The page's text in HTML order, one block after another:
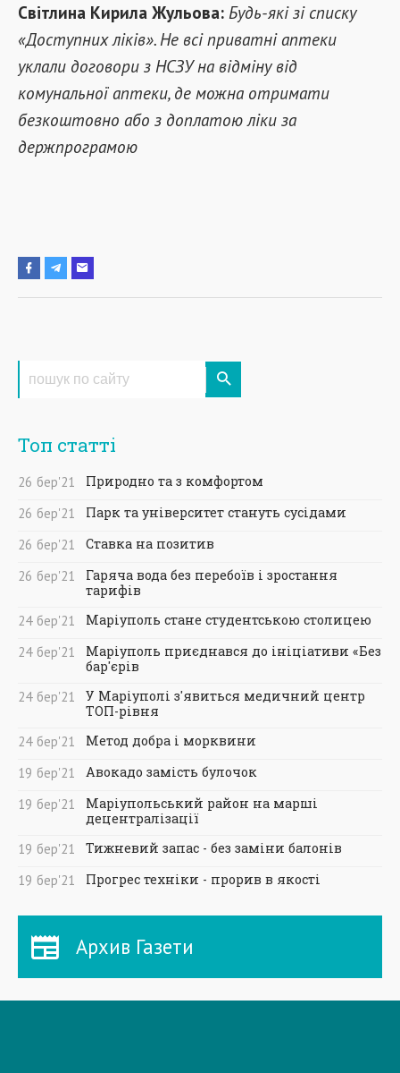
Світлина Кирила Жульова: Будь-які зі списку
«Доступних ліків». Не всі приватні аптеки
уклали договори з НСЗУ на відміну від
комунальної аптеки, де можна отримати
безкоштовно або з доплатою ліки за
держпрограмою
Топ статті
26 бер'21
Природно та з комфортом
26 бер'21
Парк та університет стануть сусідами
26 бер'21
Ставка на позитив
26 бер'21
Гаряча вода без перебоїв і зростання
тарифів
24 бер'21
Маріуполь стане студентською столицею
24 бер'21
Маріуполь приєднався до ініціативи «Без
бар'єрів
24 бер'21
У Маріуполі з'явиться медичний центр
ТОП-рівня
24 бер'21
Метод добра і морквини
19 бер'21
Авокадо замість булочок
19 бер'21
Маріупольський район на марші
децентралізації
19 бер'21
Тижневий запас - без заміни балонів
19 бер'21 Прогрес техніки - прорив в якості
Архив Газети